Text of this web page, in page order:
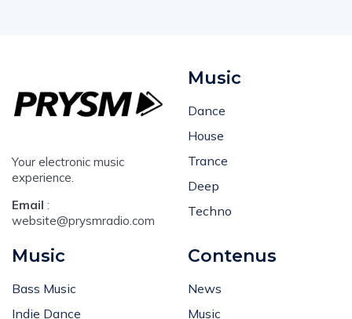
Your electronic music
experience.
Email :
website@prysmradio.com
Music
Dance
House
Trance
Deep
Techno
Music
Bass Music
Indie Dance
Contenus
News
Music